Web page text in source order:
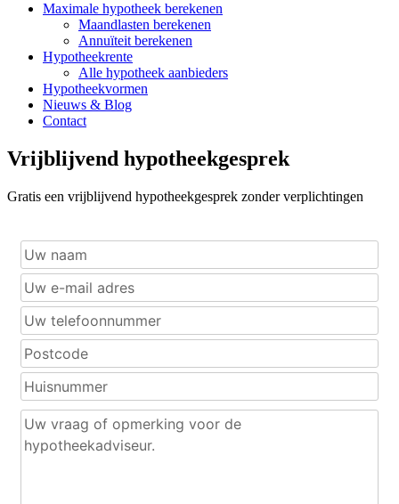
Maximale hypotheek berekenen
Maandlasten berekenen
Annuïteit berekenen
Hypotheekrente
Alle hypotheek aanbieders
Hypotheekvormen
Nieuws & Blog
Contact
Vrijblijvend hypotheekgesprek
Gratis een vrijblijvend hypotheekgesprek zonder verplichtingen